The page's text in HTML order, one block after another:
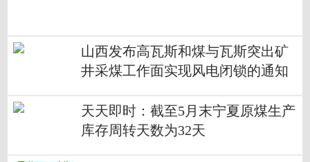
山西发布高瓦斯和煤与瓦斯突出矿
井采煤工作面实现风电闭锁的通知
天天即时：截至5月末宁夏原煤生产
库存周转天数为32天